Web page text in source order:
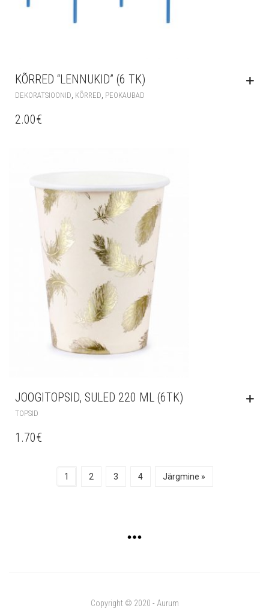
KÕRRED “LENNUKID” (6 TK)
DEKORATSIOONID KÕRRED PEOKAUBAD
2.00€
JOOGITOPSID, SULED 220 ML (6TK)
TOPSID
1.70€
1 2 3 4 Järgmine »
Copyright © 2020 - Aurum